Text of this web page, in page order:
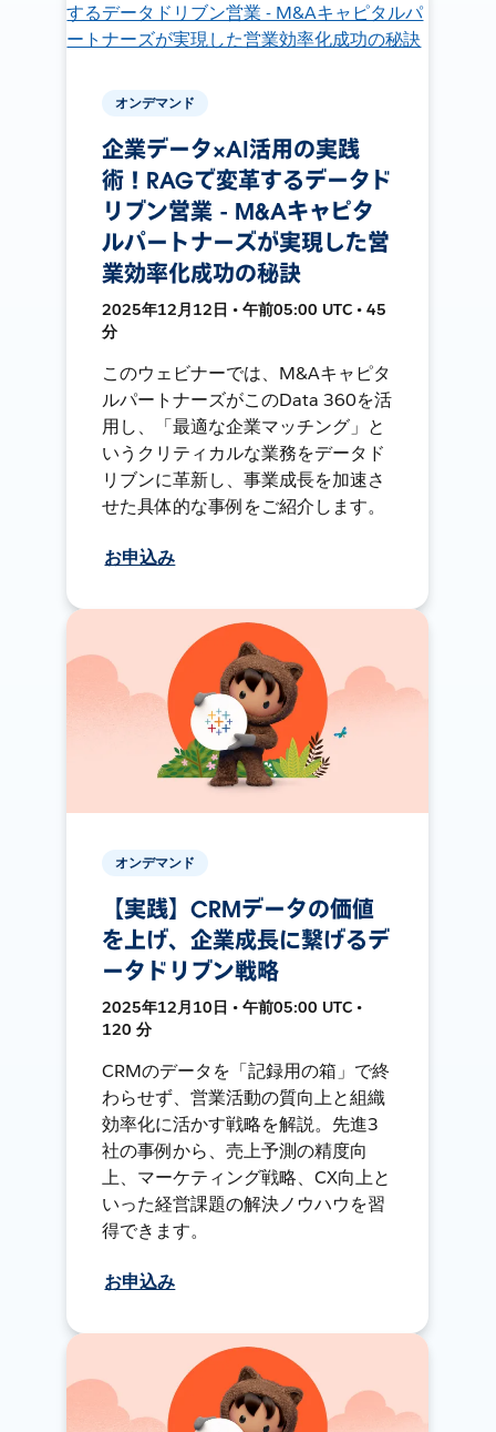
オンデマンド
企業データ×AI活用の実践
術！RAGで変革するデータド
リブン営業 - M&Aキャピタ
ルパートナーズが実現した営
業効率化成功の秘訣
2025年12月12日 • 午前05:00 UTC • 45
分
このウェビナーでは、M&Aキャピタ
ルパートナーズがこのData 360を活
用し、「最適な企業マッチング」と
いうクリティカルな業務をデータド
リブンに革新し、事業成長を加速さ
せた具体的な事例をご紹介します。
お申込み
オンデマンド
【実践】CRMデータの価値
を上げ、企業成長に繋げるデ
ータドリブン戦略
2025年12月10日 • 午前05:00 UTC •
120 分
CRMのデータを「記録用の箱」で終
わらせず、営業活動の質向上と組織
効率化に活かす戦略を解説。先進3
社の事例から、売上予測の精度向
上、マーケティング戦略、CX向上と
いった経営課題の解決ノウハウを習
得できます。
お申込み